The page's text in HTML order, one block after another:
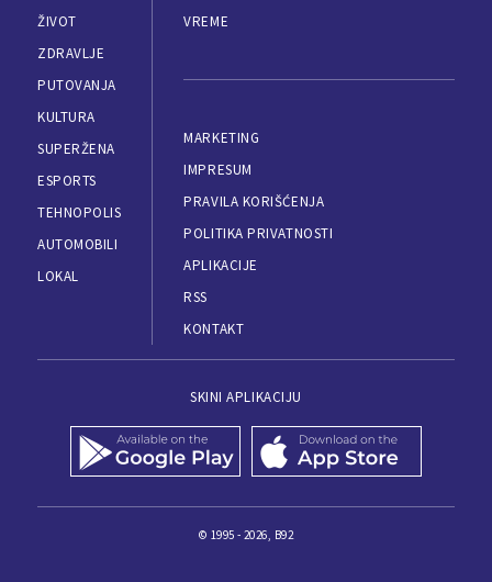
ŽIVOT
ZDRAVLJE
PUTOVANJA
KULTURA
SUPERŽENA
ESPORTS
TEHNOPOLIS
AUTOMOBILI
LOKAL
VREME
MARKETING
IMPRESUM
PRAVILA KORIŠĆENJA
POLITIKA PRIVATNOSTI
APLIKACIJE
RSS
KONTAKT
SKINI APLIKACIJU
© 1995 - 2026, B92